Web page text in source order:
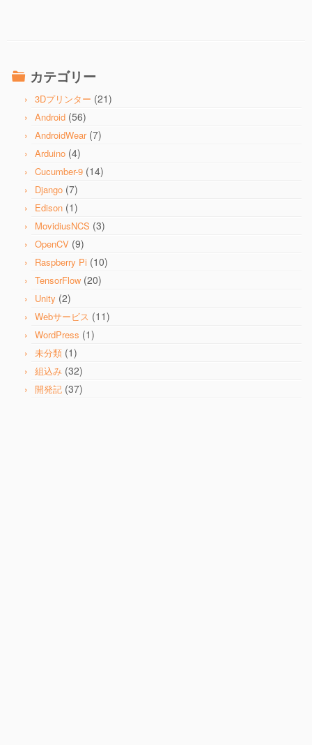
カテゴリー
3Dプリンター (21)
Android (56)
AndroidWear(7)
Arduino (4)
Cucumber-9 (14)
Django (7)
Edison (1)
MovidiusNCS (3)
OpenCV (9)
Raspberry Pi (10)
TensorFlow (20)
Unity (2)
Webサービス (11)
WordPress (1)
未分類 (1)
組込み (32)
開発記 (37)